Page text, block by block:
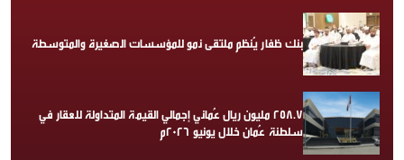
بنك ظفار يُنظم ملتقى نمو للمؤسسات الصغيرة والمتوسطة
258.7 مليون ريال عُماني إجمالي القيمة المتداولة للعقار في
سلطنة عُمان خلال يونيو 2026م